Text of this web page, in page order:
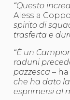
“Questo
Alessia
spirito di
trasferta e
“È un
raduni
pazzesca–
che ha dato
esprimersi al